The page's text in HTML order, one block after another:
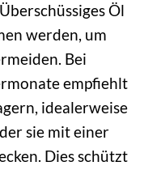
Öl
werden, um
Bei
empfiehlt
idealerweise
sie mit einer
Dies schützt